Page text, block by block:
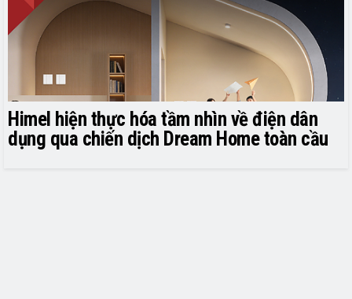
Himel hiện thực hóa tầm nhìn về điện dân
dụng qua chiến dịch Dream Home toàn cầu